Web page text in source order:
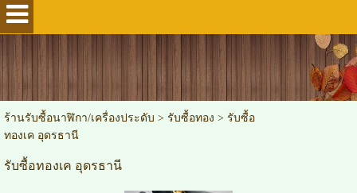
ร้านรับซื้อนาฬิกา/เครื่องประดับ > รับซื้อทอง > รับซื้อ
ทองเค อุดรธานี
รับซื้อทองเค อุดรธานี